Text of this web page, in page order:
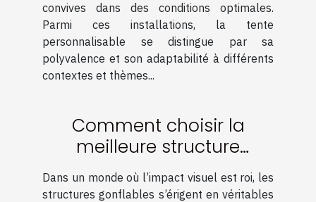
convives dans des conditions optimales.
Parmi ces installations, la tente
personnalisable se distingue par sa
polyvalence et son adaptabilité à différents
contextes et thèmes...
Comment choisir la
meilleure structure
gonflable pour maximiser
votre visibilité
Dans un monde où l’impact visuel est roi, les
structures gonflables s’érigent en véritables